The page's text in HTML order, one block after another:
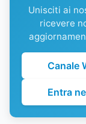
Unisciti ai
ricevere
Canale
Entra